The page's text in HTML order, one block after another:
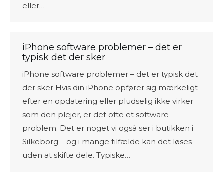
eller…
iPhone software problemer – det er
typisk det der sker
iPhone software problemer – det er typisk det
der sker Hvis din iPhone opfører sig mærkeligt
efter en opdatering eller pludselig ikke virker
som den plejer, er det ofte et software
problem. Det er noget vi også ser i butikken i
Silkeborg – og i mange tilfælde kan det løses
uden at skifte dele. Typiske…